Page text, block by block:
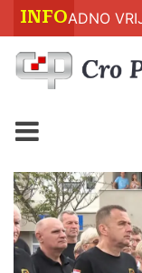
INFOVRIJEME